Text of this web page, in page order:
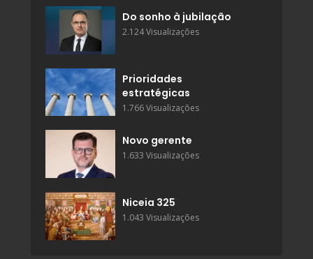
Do sonho à jubilação
2.124 Visualizações
Prioridades
estratégicas
1.766 Visualizações
Novo gerente
1.633 Visualizações
Niceia 325
1.043 Visualizações